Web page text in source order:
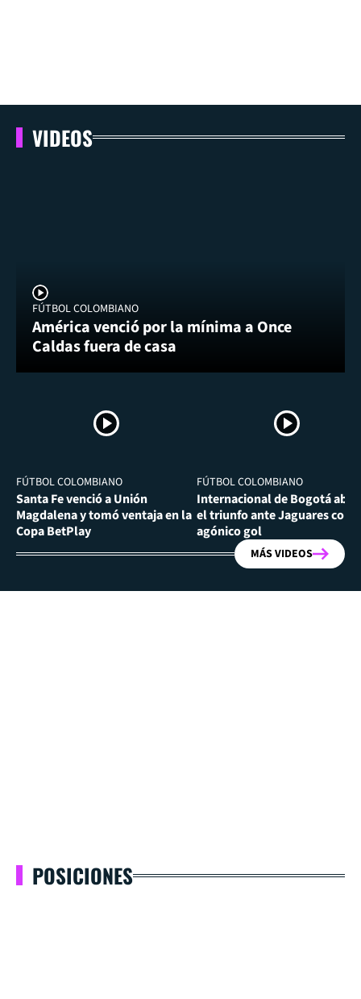
VIDEOS
FÚTBOL COLOMBIANO
América venció por la mínima a Once
Caldas fuera de casa
FÚTBOL COLOMBIANO
Santa Fe venció a Unión
Magdalena y tomó ventaja en la
Copa BetPlay
FÚTBOL COLOMBIANO
Internacional de Bogotá
el triunfo ante Jaguares con
agónico gol
MÁS VIDEOS
POSICIONES